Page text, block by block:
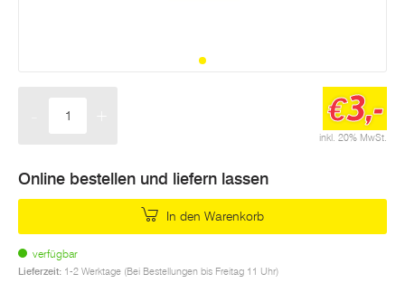
inkl. 20% MwSt.
€3,-
Online bestellen und liefern lassen
In den Warenkorb
verfügbar
Lieferzeit: 1-2 Werktage (Bei Bestellungen bis Freitag 11 Uhr)